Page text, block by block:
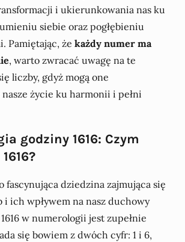
i ukierunkowania nas ku
siebie oraz pogłębieniu
Pamiętając, że każdy numer ma
, warto zwracać uwagę na te
liczby, gdyż mogą one
życie ku harmonii i pełni
godziny 1616: Czym
fascynująca dziedzina zajmująca się
i ich wpływem na nasz duchowy
w numerologii jest zupełnie
się bowiem z dwóch cyfr: 1 i 6,